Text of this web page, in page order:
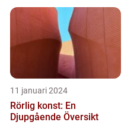
11 januari 2024
Rörlig konst: En
Djupgående Översikt